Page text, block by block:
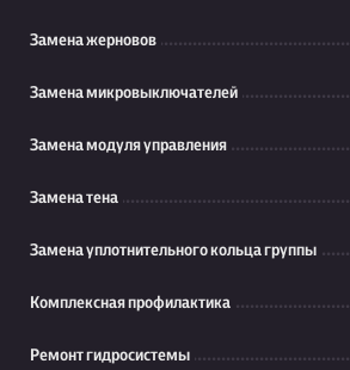
Замена жерновов
Замена микровыключателей
Замена модуля управления
Замена тена
Замена уплотнительного кольца группы
Комплексная профилактика
Ремонт гидросистемы